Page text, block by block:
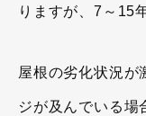
りますが、7～15
屋根の劣化状況が
ジが及んでいる場